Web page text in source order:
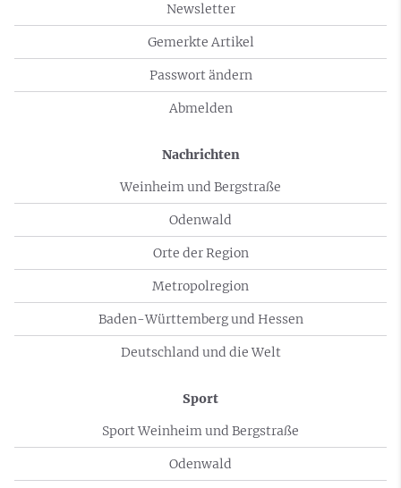
Newsletter
Gemerkte Artikel
Passwort ändern
Abmelden
Nachrichten
Weinheim und Bergstraße
Odenwald
Orte der Region
Metropolregion
Baden-Württemberg und Hessen
Deutschland und die Welt
Sport
Sport Weinheim und Bergstraße
Odenwald